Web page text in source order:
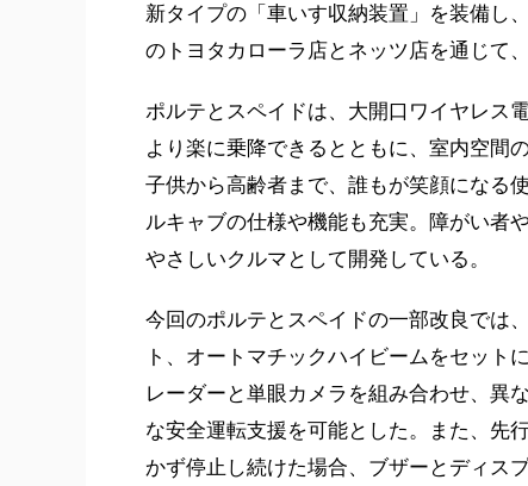
新タイプの「車いす収納装置」を装備し
のトヨタカローラ店とネッツ店を通じて
ポルテとスペイドは、大開口ワイヤレス
より楽に乗降できるとともに、室内空間
子供から高齢者まで、誰もが笑顔になる
ルキャブの仕様や機能も充実。障がい者
やさしいクルマとして開発している。
今回のポルテとスペイドの一部改良では
ト、オートマチックハイビームをセッ
レーダーと単眼カメラを組み合わせ、異
な安全運転支援を可能とした。また、先
かず停止し続けた場合、ブザーとディス